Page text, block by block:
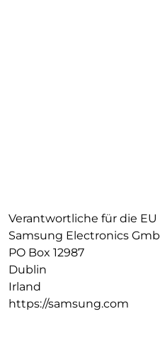
Verantwortliche für die EU
Samsung Electronics
PO Box 12987
Dublin
Irland
https://samsung.com